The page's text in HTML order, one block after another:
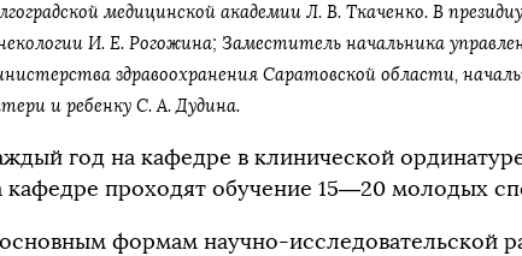
медицинской академии Л. В. Ткаченко. В
И. Е. Рогожина; Заместитель начальника
здравоохранения Саратовской области,
и ребенку С. А. Дудина.
год на кафедре в клинической
кафедре проходят обучение 15—20 молодых
формам научно-исследовательской